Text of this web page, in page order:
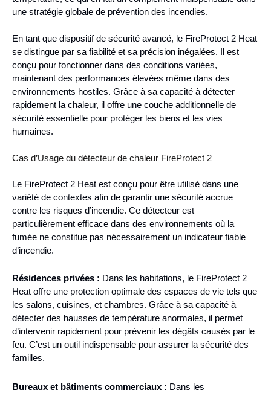
une stratégie globale de prévention des incendies.
En tant que dispositif de sécurité avancé, le FireProtect 2 Heat
se distingue par sa fiabilité et sa précision inégalées. Il est
conçu pour fonctionner dans des conditions variées,
maintenant des performances élevées même dans des
environnements hostiles. Grâce à sa capacité à détecter
rapidement la chaleur, il offre une couche additionnelle de
sécurité essentielle pour protéger les biens et les vies
humaines.
Cas d’Usage du détecteur de chaleur FireProtect 2
Le FireProtect 2 Heat est conçu pour être utilisé dans une
variété de contextes afin de garantir une sécurité accrue
contre les risques d’incendie. Ce détecteur est
particulièrement efficace dans des environnements où la
fumée ne constitue pas nécessairement un indicateur fiable
d’incendie.
Résidences privées : Dans les habitations, le FireProtect 2
Heat offre une protection optimale des espaces de vie tels que
les salons, cuisines, et chambres. Grâce à sa capacité à
détecter des hausses de température anormales, il permet
d’intervenir rapidement pour prévenir les dégâts causés par le
feu. C’est un outil indispensable pour assurer la sécurité des
familles.
Bureaux et bâtiments commerciaux : Dans les